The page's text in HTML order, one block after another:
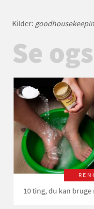
Kilder:
Se
10 ting, du kan